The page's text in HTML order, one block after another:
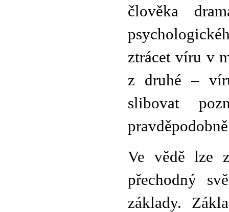
člověka
ztrácet víru v
z druhé –
slibovat
Ve vědě lze
přechodný
základy.